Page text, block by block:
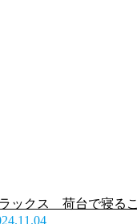
ラックス 荷台で寝る